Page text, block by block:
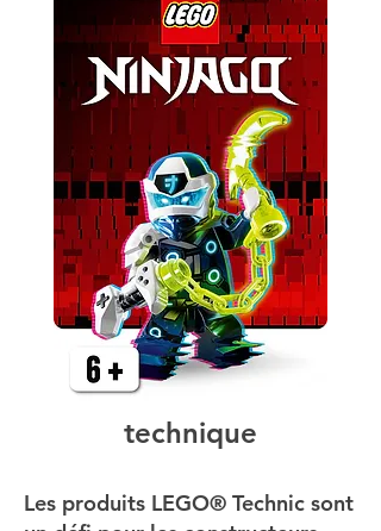
technique
Les produits LEGO® Technic sont